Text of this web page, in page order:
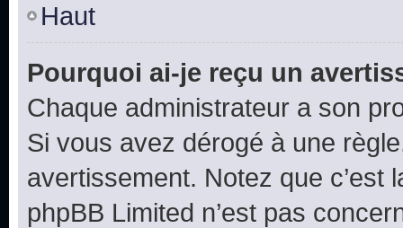
Haut
Pourquoi ai-je reçu un
Chaque administrateur a son
Si vous avez dérogé à une
avertissement. Notez que c’est
phpBB Limited n’est pas